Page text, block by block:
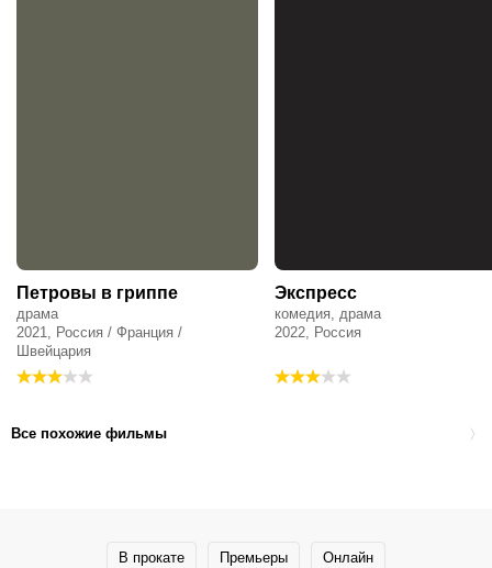
Петровы в гриппе
драма
2021, Россия / Франция /
Швейцария
Экспресс
комедия, драма
2022, Россия
Все похожие фильмы
В прокате Премьеры Онлайн